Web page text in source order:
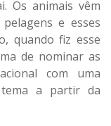
Os animais vêm
e esses
quando fiz esse
de nominar as
com uma
tema a partir da